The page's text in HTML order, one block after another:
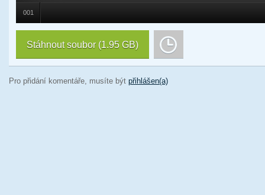
001
Stáhnout soubor (1.95 GB)
Pro přidání komentáře, musíte být přihlášen(a)